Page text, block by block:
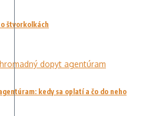
štvorkolkách
kedy sa oplatí a čo do neho